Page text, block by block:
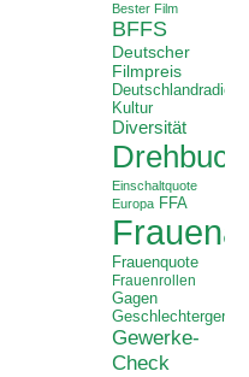
Bester Film
BFFS
Deutscher
Filmpreis
Deutschlandradio
Kultur
Diversität
Drehbuch
Einschaltquote
Europa FFA
Frauenquote
Frauenrollen
Gagen
Gewerke-
Check